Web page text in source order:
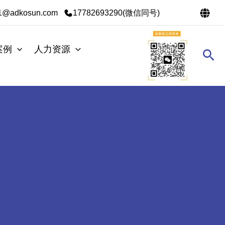
17782693290(微信同号)
人力资源
搜